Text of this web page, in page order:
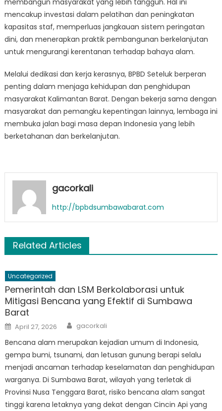
membangun masyarakat yang lebih tangguh. Hal ini
mencakup investasi dalam pelatihan dan peningkatan
kapasitas staf, memperluas jangkauan sistem peringatan
dini, dan menerapkan praktik pembangunan berkelanjutan
untuk mengurangi kerentanan terhadap bahaya alam.
Melalui dedikasi dan kerja kerasnya, BPBD Seteluk berperan
penting dalam menjaga kehidupan dan penghidupan
masyarakat Kalimantan Barat. Dengan bekerja sama dengan
masyarakat dan pemangku kepentingan lainnya, lembaga ini
membuka jalan bagi masa depan Indonesia yang lebih
berketahanan dan berkelanjutan.
gacorkali
http://bpbdsumbawabarat.com
Related Articles
Uncategorized
Pemerintah dan LSM Berkolaborasi untuk
Mitigasi Bencana yang Efektif di Sumbawa
Barat
Posted
on
April 27, 2026 Author
gacorkali
Bencana alam merupakan kejadian umum di Indonesia,
gempa bumi, tsunami, dan letusan gunung berapi selalu
menjadi ancaman terhadap keselamatan dan penghidupan
warganya. Di Sumbawa Barat, wilayah yang terletak di
Provinsi Nusa Tenggara Barat, risiko bencana alam sangat
tinggi karena letaknya yang dekat dengan Cincin Api yang